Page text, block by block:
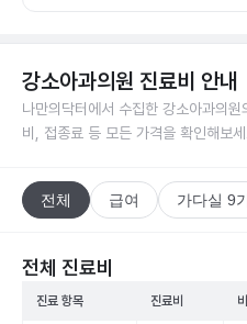
강소아과의원 진료비 안내
나만의닥터에서 수집한 강소아과의원
비, 접종료 등 모든 가격을 확인해보
전체 급여 가다실 9
전체 진료비
진료 항목 진료비